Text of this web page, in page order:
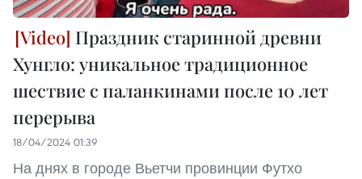
Праздник старинной древни
Хунгло: уникальное традиционное
шествие с паланкинами после 10 лет
перерыва
18/04/2024 01:39
На днях в городе Вьетчи провинции Футхо